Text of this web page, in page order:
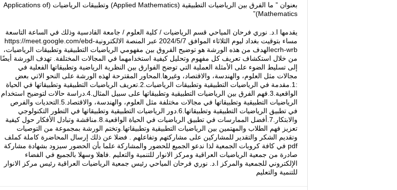
بعنوان ” ما الفرق بين الرياضيات التطبيقية (Applied Mathematics) وتطبيقات الرياضيات (Applications of
Mathematics)”
يقدمها ا.د. نوري فرحان المياحي قسم الرياضيات / كلية العلوم / جامعة القادسية وذلك في الساعة التاسعة
مساء بتوقيت بغداد ليوم الثلاثاء الموافق 2024/5/7 عبر المنصة الالكترونيةhttps://meet.google.com/ebd-
ecrh-wrbالهدف من هذه الورشة هو توضيح الفروق بين مفهومي الرياضيات التطبيقية وتطبيقات الرياضيات،
من خلال استكشاف تعريف كل مفهوم وتحليل كيفية استخدامهما في المجالات المختلفة. تهدف الورشة أيضًا
إلى تسليط الضوء على الأمثلة العملية التي توضح الفوارق بين النظرية الرياضية وتطبيقاتها الفعلية في
مجالات مثل العلوم، والهندسة، والاقتصاد، وغيرها.المحاور المقترحة لهذه الورشة على النحو الاتي بعض
:1.مقدمة في الرياضيات التطبيقية وتطبيقات الرياضيات.2.تعريف الرياضيات التطبيقية وتطبيقاتها في الحياة
الواقعية.3.فهم الفرق بين الرياضيات التطبيقية وتطبيقاتها على سبيل المثال.4.دراسة حالات لتوضيح استخدام
الرياضيات التطبيقية وتطبيقاتها في مجالات مختلفة مثل العلوم، والهندسة، والاقتصاد.5.التحديات والفرص
في تطبيق الرياضيات التطبيقية وتطبيقاتها.6.دور الرياضيات التطبيقية وتطبيقاتها في التطور التكنولوجي
والابتكار.7.أفضل الممارسات في تطبيق الرياضيات في الحياة الواقعية.8.مناقشة وتبادل الأفكار حول كيفية
تعزيز فهم الطلاب والمهتمين بين الرياضيات التطبيقية وتطبيقاتها.وتختم الورشة بمجموعة من التوصيات
وتقديم الشكر والتقدير للمشاركين على مشاركتهم وتفاعلهم . فضلا عن ذلك إرسال المحاضرة كاملة كملف
pdf في كافة كروبات الجمعية لذا ندعو الجميع للحضور والمشاركة علما بأن الحضور سيزود بشهادة مشاركة
صادرة من جمعية الرياضيات العراقية ومركز الانوار للتنمية والتعليم .فاهلا وسهلا بالجميع في الفضاء
الإلكتروني للجمعية والمركز ا.د. نوري فرحان المياحي رئيس جمعية الرياضيات العراقية رئيس مركز الانوار
للتنمية والتعليم